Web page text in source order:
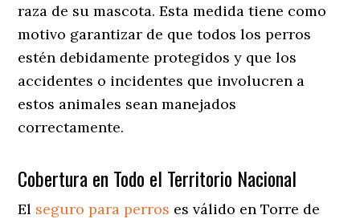
raza de su mascota. Esta medida tiene como
motivo garantizar de que todos los perros
estén debidamente protegidos y que los
accidentes o incidentes que involucren a
estos animales sean manejados
correctamente.
Cobertura en Todo el Territorio Nacional
El seguro para perros es válido en Torre de